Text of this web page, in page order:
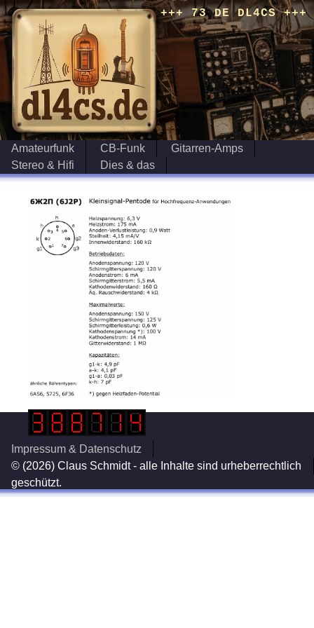
+++ 73 DE DL4CS +++
Amateurfunk CB-Funk
Gitarren-Amps
Stereo & Hifi
Dies & das
Impressum & Datenschutz
© (2026) Claus Schmidt - alle Inhalte sind urheberrechtlich
geschützt.